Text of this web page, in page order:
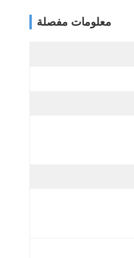
معلومات مفصلة